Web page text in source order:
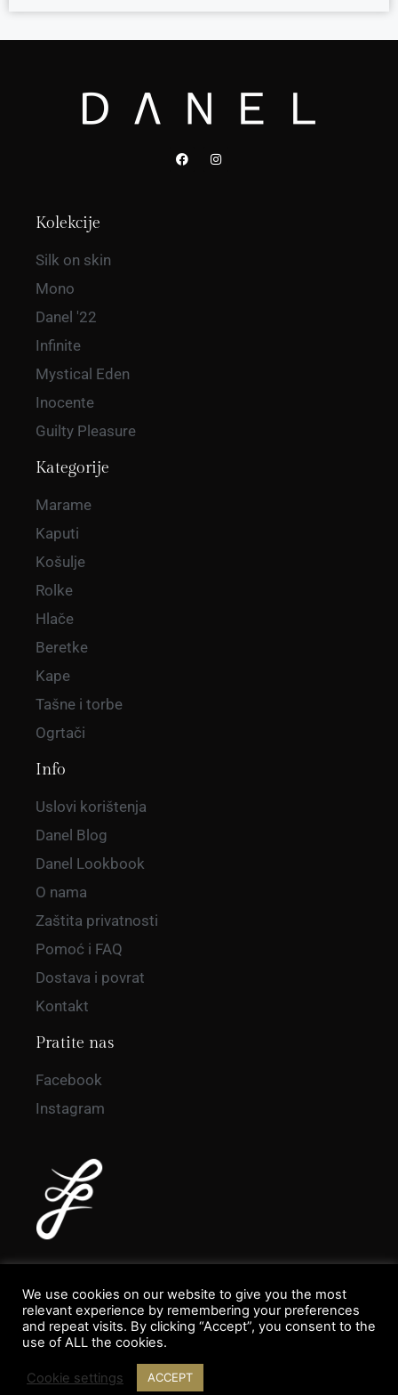
Kolekcije
Silk on skin
Mono
Danel '22
Infinite
Mystical Eden
Inocente
Guilty Pleasure
Kategorije
Marame
Kaputi
Košulje
Rolke
Hlače
Beretke
Kape
Tašne i torbe
Ogrtači
Info
Uslovi korištenja
Danel Blog
Danel Lookbook
O nama
Zaštita privatnosti
Pomoć i FAQ
Dostava i povrat
Kontakt
Pratite nas
Facebook
Instagram
Danel Fashion Studio - Devloped by
We use cookies on our website to give you the most
relevant experience by remembering your preferences
and repeat visits. By clicking “Accept”, you consent to the
use of ALL the cookies.
Cookie settings ACCEPT